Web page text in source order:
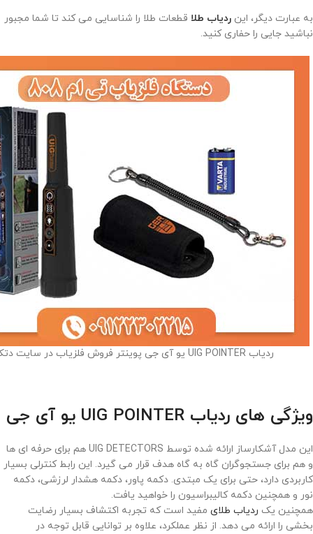
به عبارت دیگر، این ردیاب طلا قطعات طلا را شناسایی می کند تا شما مجبور
نباشید جایی را حفاری کنید.
ردیاب UIG POINTER یو آی جی پوینتر فروش فلزیاب در سایت دتکتاک
ویژگی های ردیاب UIG POINTER یو آی جی
این مدل آشکارساز ارائه شده توسط UIG DETECTORS هم برای حرفه ای ها
و هم برای جستجوگران گاه به گاه هدف قرار می گیرد. این رابط کنترلی بسیار
کاربردی دارد، حتی برای یک مبتدی. دکمه پاور، دکمه هشدار لرزشی، دکمه
نور و همچنین دکمه کالیبراسیون را خواهید یافت.
همچنین یک ردیاب طلای مفید است که تجربه اکتشاف بسیار رضایت
بخشی را ارائه می دهد. از نظر عملکرد، علاوه بر توانایی قابل توجه در